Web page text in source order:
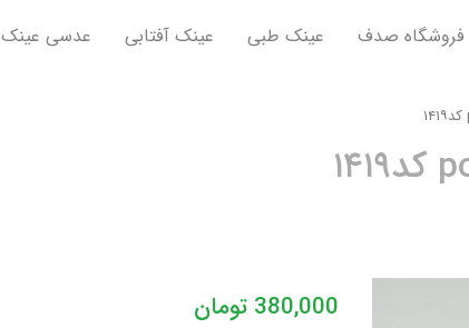
فروشگاه صدف عینک طبی عینک آفتابی عدسی عینک
380,000 تومان